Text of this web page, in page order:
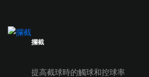
攔截
提高截球時的觸球和控球率